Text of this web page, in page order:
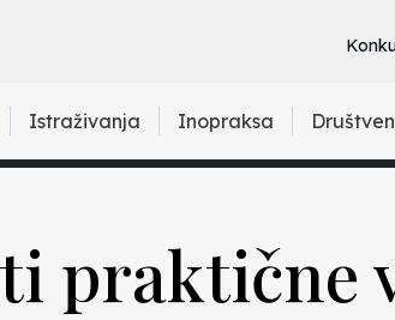
Istraživanja Inopraksa
praktične